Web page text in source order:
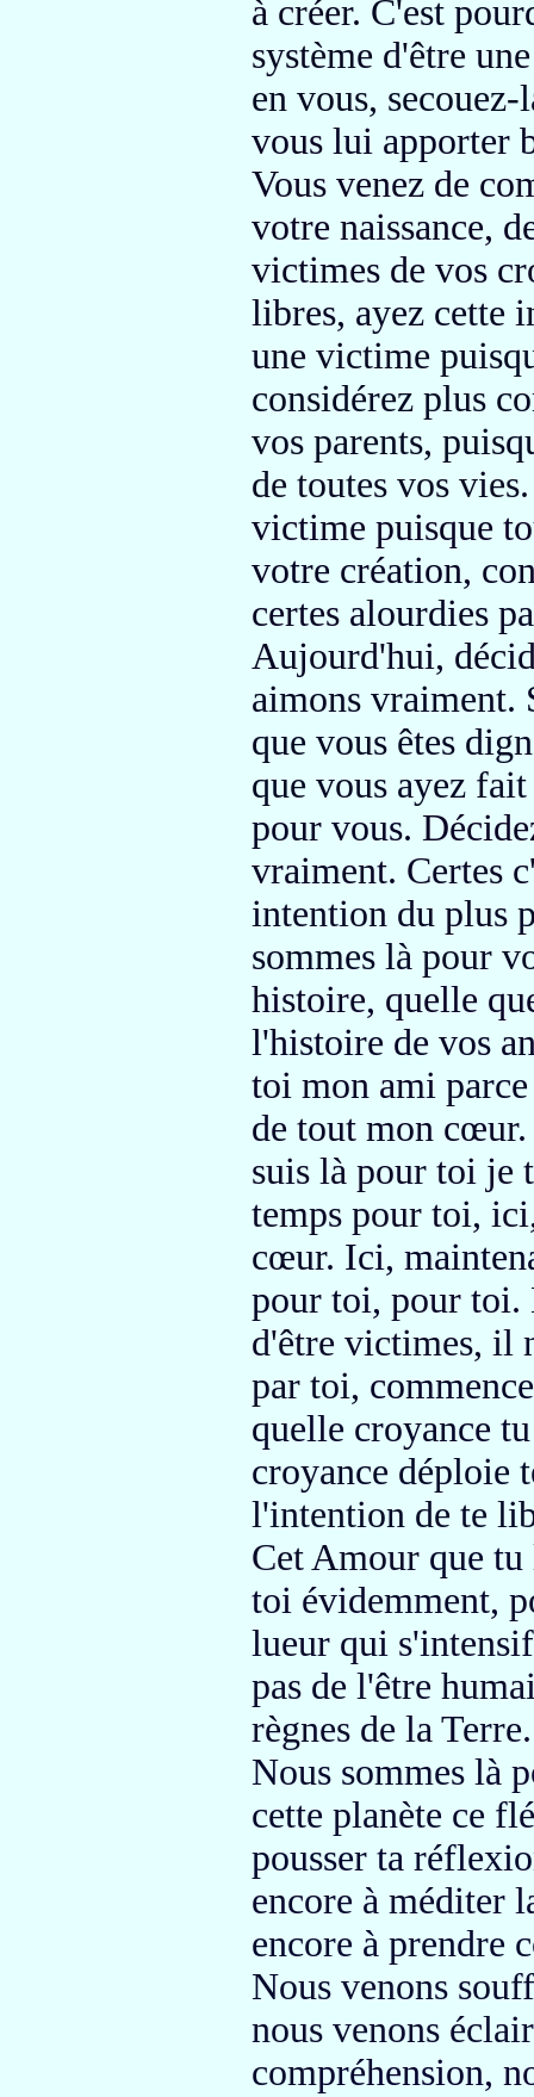
à créer. C'est
système d'être
en vous,
vous lui apporter
Vous venez de
votre naissance,
victimes de vos
libres, ayez cette
une victime
considérez plus
vos parents,
de toutes vos vies.
victime puisque
votre création,
certes alourdies
Aujourd'hui,
aimons vraiment.
que vous êtes
que vous ayez
pour vous.
vraiment. Certes
intention du plus
sommes là pour
histoire, quelle
l'histoire de vos
toi mon ami
de tout mon cœur.
suis là pour toi je
temps pour toi,
cœur. Ici,
pour toi, pour toi.
d'être victimes, il
par toi,
quelle croyance
croyance déploie
l'intention de te
Cet Amour que tu
toi évidemment,
lueur qui
pas de l'être
règnes de la Terre.
Nous sommes là
cette planète ce
pousser ta
encore à méditer
encore à prendre
Nous venons
nous venons
compréhension,